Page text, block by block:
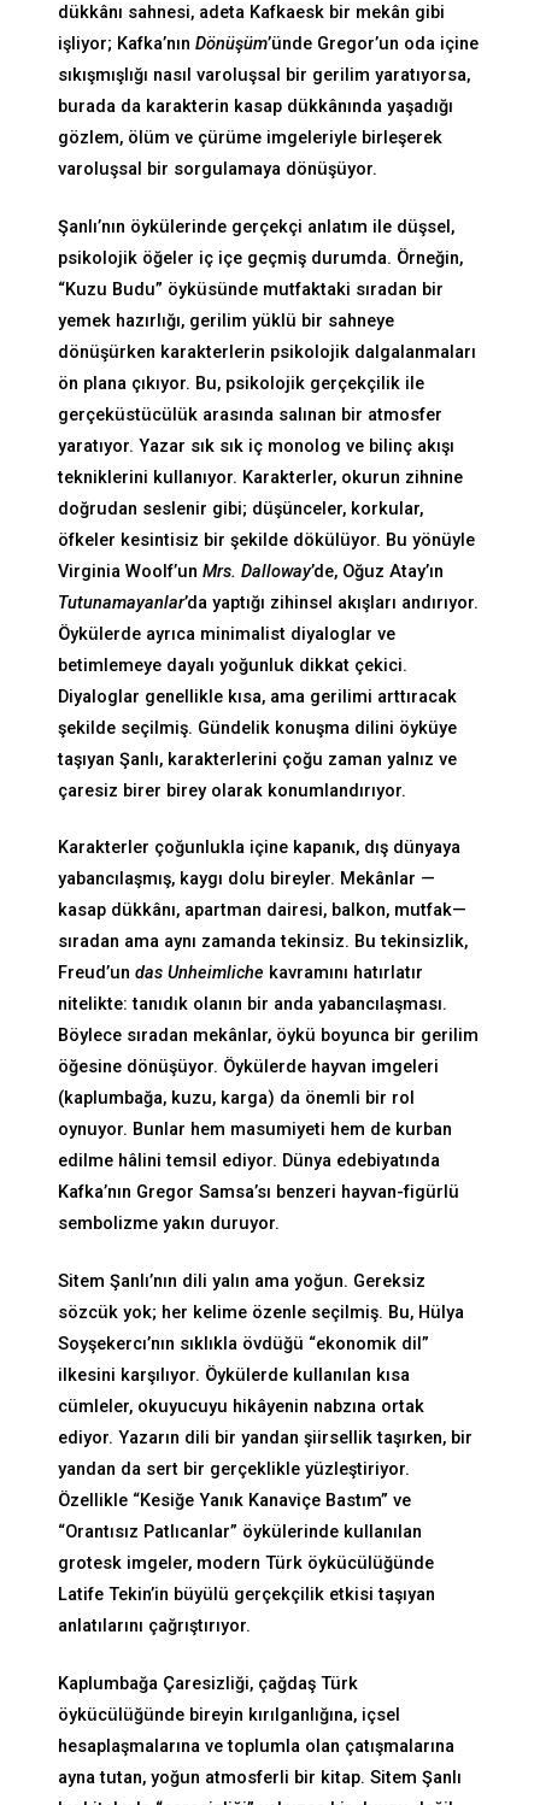
dükkânı sahnesi, adeta Kafkaesk bir mekân gibi
işliyor; Kafka’nın Dönüşüm’ünde Gregor’un oda içine
sıkışmışlığı nasıl varoluşsal bir gerilim yaratıyorsa,
burada da karakterin kasap dükkânında yaşadığı
gözlem, ölüm ve çürüme imgeleriyle birleşerek
varoluşsal bir sorgulamaya dönüşüyor.
Şanlı’nın öykülerinde gerçekçi anlatım ile düşsel,
psikolojik öğeler iç içe geçmiş durumda. Örneğin,
“Kuzu Budu” öyküsünde mutfaktaki sıradan bir
yemek hazırlığı, gerilim yüklü bir sahneye
dönüşürken karakterlerin psikolojik dalgalanmaları
ön plana çıkıyor. Bu, psikolojik gerçekçilik ile
gerçeküstücülük arasında salınan bir atmosfer
yaratıyor. Yazar sık sık iç monolog ve bilinç akışı
tekniklerini kullanıyor. Karakterler, okurun zihnine
doğrudan seslenir gibi; düşünceler, korkular,
öfkeler kesintisiz bir şekilde dökülüyor. Bu yönüyle
Virginia Woolf’un Mrs. Dalloway’de, Oğuz Atay’ın
Tutunamayanlar’da yaptığı zihinsel akışları andırıyor.
Öykülerde ayrıca minimalist diyaloglar ve
betimlemeye dayalı yoğunluk dikkat çekici.
Diyaloglar genellikle kısa, ama gerilimi arttıracak
şekilde seçilmiş. Gündelik konuşma dilini öyküye
taşıyan Şanlı, karakterlerini çoğu zaman yalnız ve
çaresiz birer birey olarak konumlandırıyor.
Karakterler çoğunlukla içine kapanık, dış dünyaya
yabancılaşmış, kaygı dolu bireyler. Mekânlar —
kasap dükkânı, apartman dairesi, balkon, mutfak—
sıradan ama aynı zamanda tekinsiz. Bu tekinsizlik,
Freud’un das Unheimliche kavramını hatırlatır
nitelikte: tanıdık olanın bir anda yabancılaşması.
Böylece sıradan mekânlar, öykü boyunca bir gerilim
öğesine dönüşüyor. Öykülerde hayvan imgeleri
(kaplumbağa, kuzu, karga) da önemli bir rol
oynuyor. Bunlar hem masumiyeti hem de kurban
edilme hâlini temsil ediyor. Dünya edebiyatında
Kafka’nın Gregor Samsa’sı benzeri hayvan-figürlü
sembolizme yakın duruyor.
Sitem Şanlı’nın dili yalın ama yoğun. Gereksiz
sözcük yok; her kelime özenle seçilmiş. Bu, Hülya
Soyşekercı’nın sıklıkla övdüğü “ekonomik dil”
ilkesini karşılıyor. Öykülerde kullanılan kısa
cümleler, okuyucuyu hikâyenin nabzına ortak
ediyor. Yazarın dili bir yandan şiirsellik taşırken, bir
yandan da sert bir gerçeklikle yüzleştiriyor.
Özellikle “Kesiğe Yanık Kanaviçe Bastım” ve
“Orantısız Patlıcanlar” öykülerinde kullanılan
grotesk imgeler, modern Türk öykücülüğünde
Latife Tekin’in büyülü gerçekçilik etkisi taşıyan
anlatılarını çağrıştırıyor.
Kaplumbağa Çaresizliği, çağdaş Türk
öykücülüğünde bireyin kırılganlığına, içsel
hesaplaşmalarına ve toplumla olan çatışmalarına
ayna tutan, yoğun atmosferli bir kitap. Sitem Şanlı